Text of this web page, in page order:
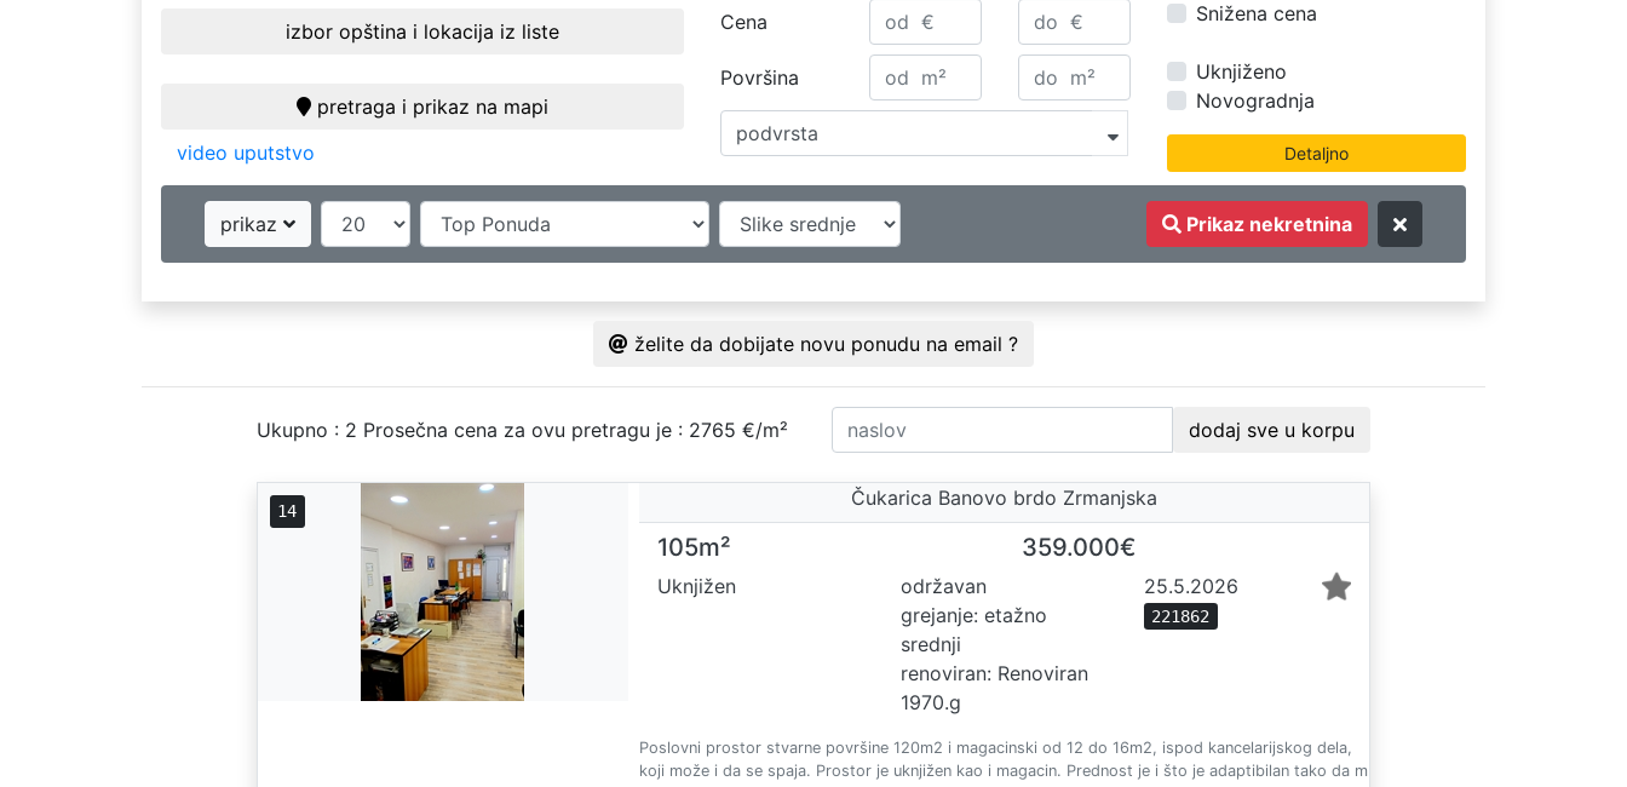
izbor opština i lokacija iz liste
pretraga i prikaz na mapi
video uputstvo
Cena
Površina
podvrsta
Snižena cena
Uknjiženo
Novogradnja
prikaz Prikaz nekretnina
želite da dobijate novu ponudu na email ?
Ukupno : 2 Prosečna cena za ovu pretragu je : 2765 €/m² dodaj sve u korpu
14
Čukarica Banovo brdo Zrmanjska
105m² 359.000€
Uknjižen
održavan
grejanje: etažno
srednji
renoviran: Renoviran
1970.g
25.5.2026
221862
Poslovni prostor stvarne površine 120m2 i magacinski od 12 do 16m2, ispod kancelarijskog dela,
koji može i da se spaja. Prostor je uknjižen kao i magacin. Prednost je i što je adaptibilan tako da m